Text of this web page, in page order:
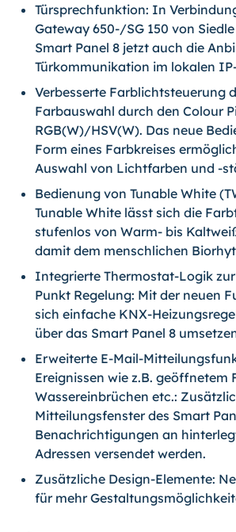
Türsprechfunktion: In
Gateway 650-/SG 150 von
Smart Panel 8 jetzt auch die
Türkommunikation im lokalen
Verbesserte Farblichtsteuerung
Farbauswahl durch den Colour
RGB(W)/HSV(W). Das neue
Form eines Farbkreises
Auswahl von Lichtfarben und -
Bedienung von Tunable White
Tunable White lässt sich die
stufenlos von Warm- bis
damit dem menschlichen
Integrierte Thermostat-Logik
Punkt Regelung: Mit der neuen
sich einfache KNX-
über das Smart Panel 8
Erweiterte E-Mail-
Ereignissen wie z.B. geöffnetem
Wassereinbrüchen etc.:
Mitteilungsfenster des Smart
Benachrichtigungen an
Adressen versendet werden.
Zusätzliche Design-Elemente:
für mehr